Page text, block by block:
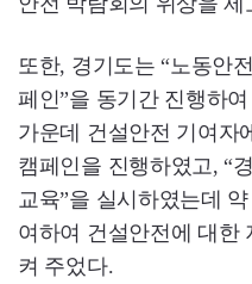
또한, 경기도는 “노동안
페인”을 동기간 진행하
가운데 건설안전 기여자
캠페인을 진행하였고, “
교육”을 실시하였는데
여하여 건설안전에 대한
켜 주었다.